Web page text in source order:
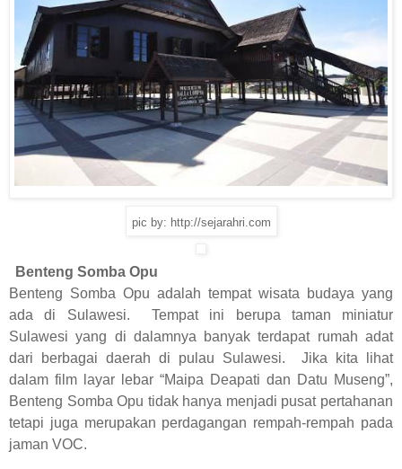
pic by: http://sejarahri.com
Benteng Somba Opu
Benteng Somba Opu adalah tempat wisata budaya yang
ada di Sulawesi. Tempat ini berupa taman miniatur
Sulawesi yang di dalamnya banyak terdapat rumah adat
dari berbagai daerah di pulau Sulawesi. Jika kita lihat
dalam film layar lebar “Maipa Deapati dan Datu Museng”,
Benteng Somba Opu tidak hanya menjadi pusat pertahanan
tetapi juga merupakan perdagangan rempah-rempah pada
jaman VOC.